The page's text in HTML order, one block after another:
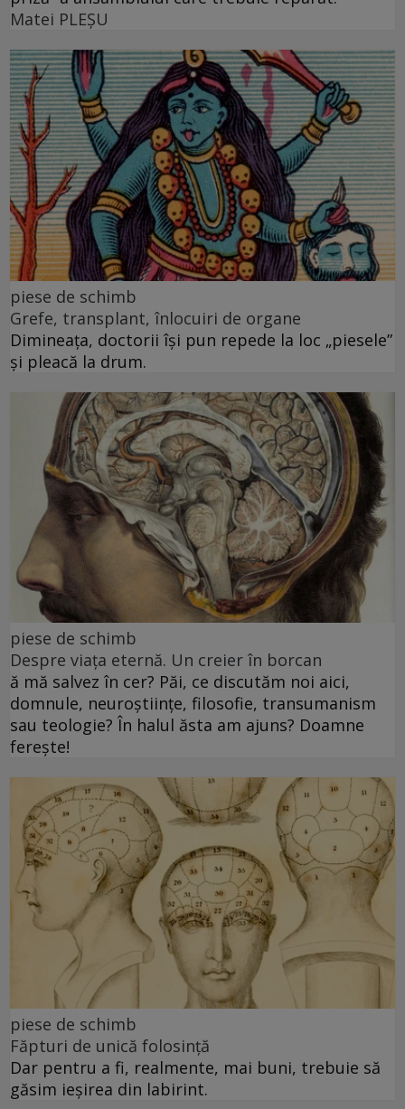
Matei PLEŞU
piese de schimb
Grefe, transplant, înlocuiri de organe
Dimineața, doctorii își pun repede la loc „piesele”
și pleacă la drum.
piese de schimb
Despre viața eternă. Un creier în borcan
ă mă salvez în cer? Păi, ce discutăm noi aici,
domnule, neuroștiințe, filosofie, transumanism
sau teologie? În halul ăsta am ajuns? Doamne
ferește!
piese de schimb
Făpturi de unică folosință
Dar pentru a fi, realmente, mai buni, trebuie să
găsim ieșirea din labirint.